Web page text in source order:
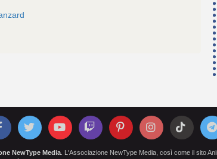
NewType Media. L'Associazione NewType Media, così come il sito